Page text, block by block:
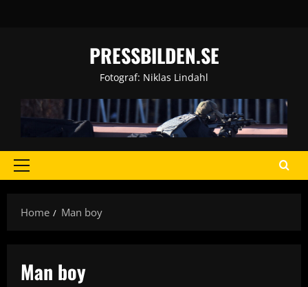
PRESSBILDEN.SE
Fotograf: Niklas Lindahl
Primary
Home
Man boy
Man boy